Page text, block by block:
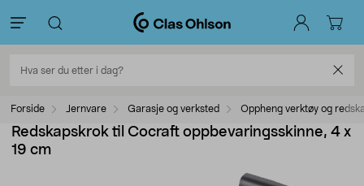
Forside Jernvare Garasje og verksted Oppheng verktøy og
Redskapskrok til Cocraft oppbevaringsskinne, 4 x
19 cm